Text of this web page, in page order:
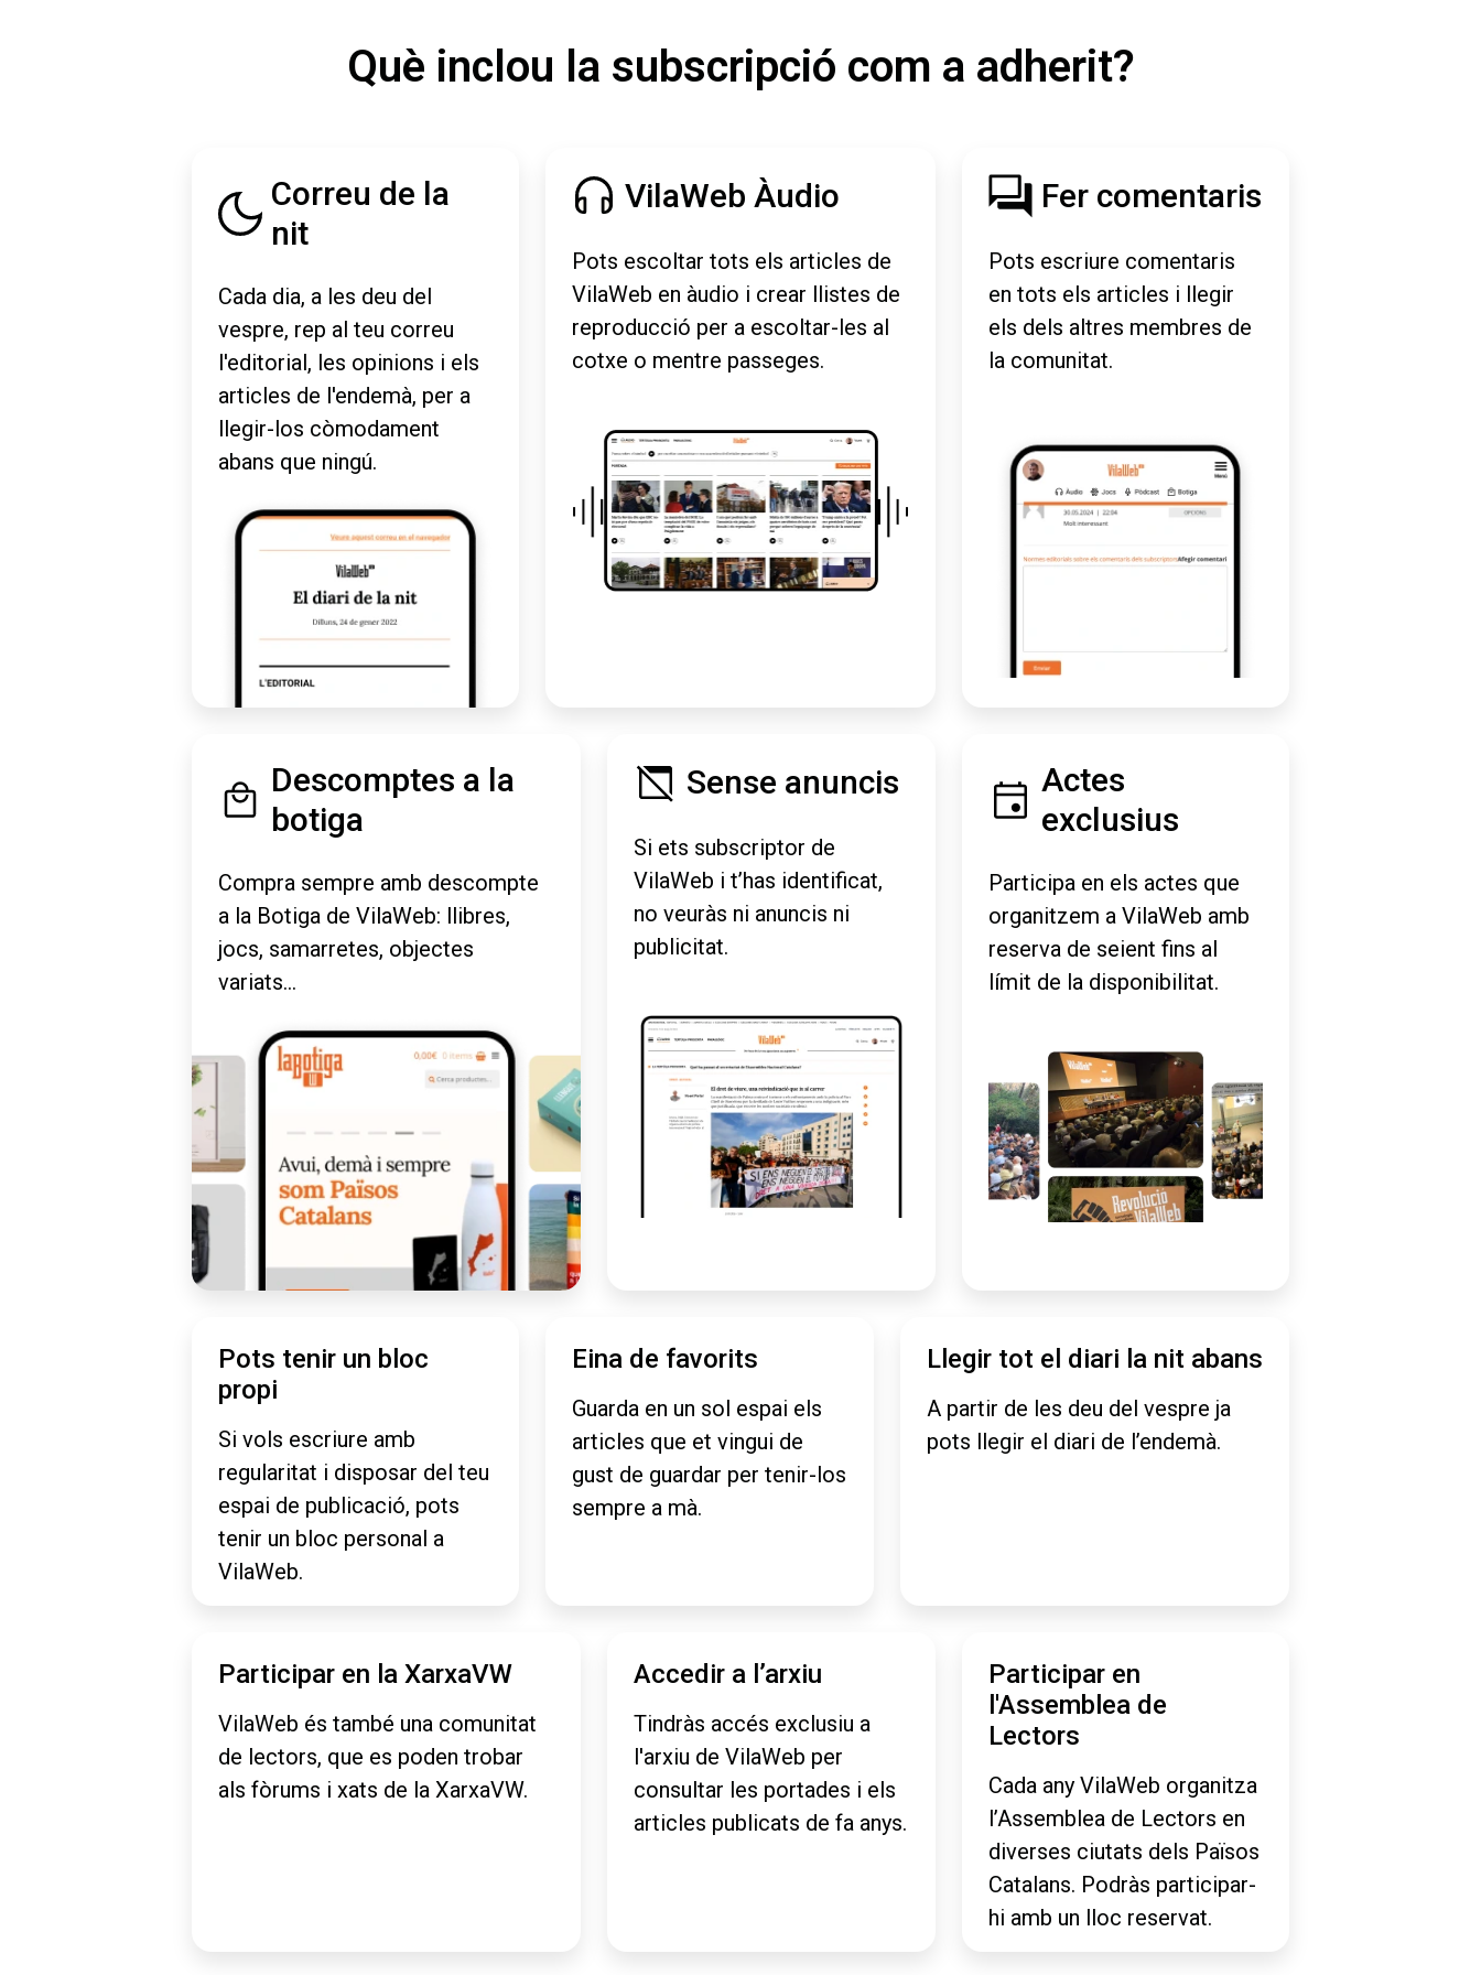
Què inclou la subscripció com a adherit?
Correu de la
nit
Cada dia, a les deu del
vespre, rep al teu correu
l'editorial, les opinions i els
articles de l'endemà, per a
llegir-los còmodament
abans que ningú.
VilaWeb Àudio
Pots escoltar tots els articles de
VilaWeb en àudio i crear llistes de
reproducció per a escoltar-les al
cotxe o mentre passeges.
Fer comentaris
Pots escriure comentaris
en tots els articles i llegir
els dels altres membres de
la comunitat.
Descomptes a la
botiga
Compra sempre amb descompte
a la Botiga de VilaWeb: llibres,
jocs, samarretes, objectes
variats...
Sense anuncis
Si ets subscriptor de
VilaWeb i t’has identificat,
no veuràs ni anuncis ni
publicitat.
Actes
exclusius
Participa en els actes que
organitzem a VilaWeb amb
reserva de seient fins al
límit de la disponibilitat.
Pots tenir un bloc
propi
Si vols escriure amb
regularitat i disposar del teu
espai de publicació, pots
tenir un bloc personal a
VilaWeb.
Eina de favorits
Guarda en un sol espai els
articles que et vingui de
gust de guardar per tenir-los
sempre a mà.
Llegir tot el diari la nit abans
A partir de les deu del vespre ja
pots llegir el diari de l’endemà.
Participar en la XarxaVW
VilaWeb és també una comunitat
de lectors, que es poden trobar
als fòrums i xats de la XarxaVW.
Accedir a l’arxiu
Tindràs accés exclusiu a
l'arxiu de VilaWeb per
consultar les portades i els
articles publicats de fa anys.
Participar en
l'Assemblea de
Lectors
Cada any VilaWeb organitza
l’Assemblea de Lectors en
diverses ciutats dels Països
Catalans. Podràs participar-
hi amb un lloc reservat.